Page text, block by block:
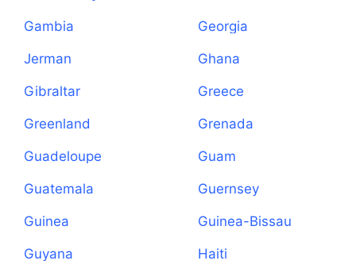
Gambia Georgia
Jerman Ghana
Gibraltar Greece
Greenland Grenada
Guadeloupe Guam
Guatemala Guernsey
Guinea Guinea-Bissau
Guyana Haiti